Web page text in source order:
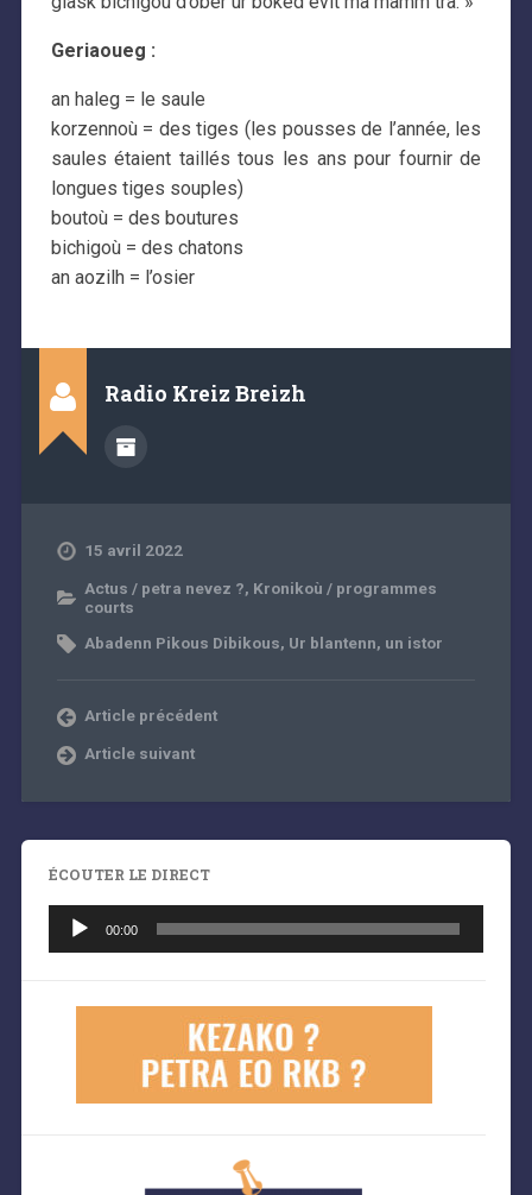
Geriaoueg :
an haleg = le saule
korzennoù = des tiges (les pousses de l’année, les
saules étaient taillés tous les ans pour fournir de
longues tiges souples)
boutoù = des boutures
bichigoù = des chatons
an aozilh = l’osier
Radio Kreiz Breizh
15 avril 2022
Actus / petra nevez ?, Kronikoù / programmes
courts
Abadenn Pikous Dibikous, Ur blantenn, un istor
Article précédent
Article suivant
ÉCOUTER LE DIRECT
audio
00:00